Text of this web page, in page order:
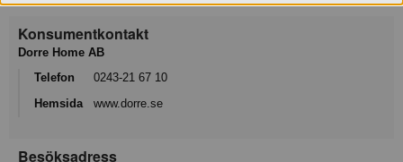
Konsumentkontakt
Dorre Home AB
Telefon
0243-21 67 10
Hemsida
www.dorre.se
Besöksadress